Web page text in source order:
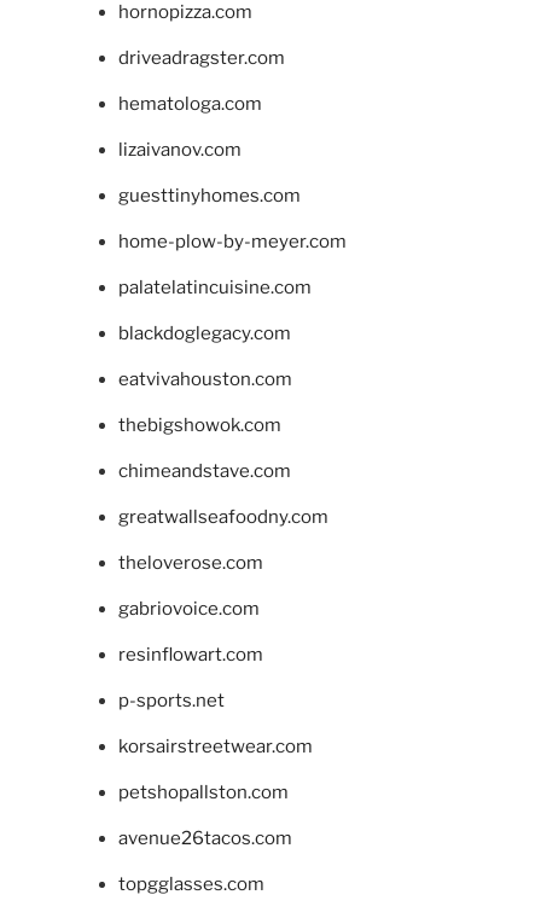
hornopizza.com
driveadragster.com
hematologa.com
lizaivanov.com
guesttinyhomes.com
home-plow-by-meyer.com
palatelatincuisine.com
blackdoglegacy.com
eatvivahouston.com
thebigshowok.com
chimeandstave.com
greatwallseafoodny.com
theloverose.com
gabriovoice.com
resinflowart.com
p-sports.net
korsairstreetwear.com
petshopallston.com
avenue26tacos.com
topgglasses.com